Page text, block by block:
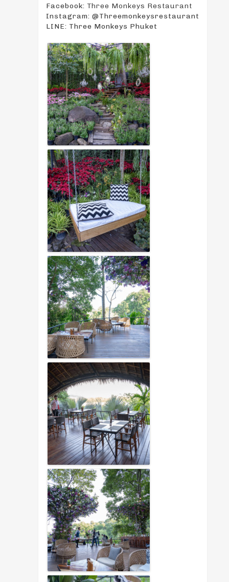
Facebook: Three Monkeys Restaurant
Instagram: @Threemonkeysrestaurant
LINE: Three Monkeys Phuket